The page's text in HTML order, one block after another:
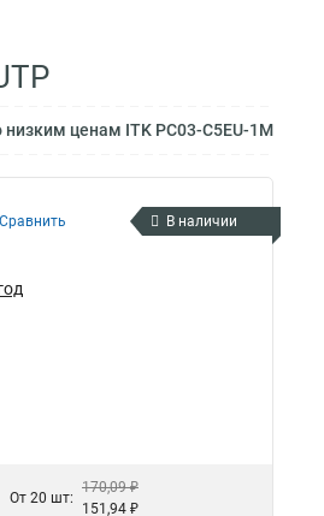
низким ценам ITK PC03-C5EU-1M
Сравнить В наличии
От 20 шт:
170,09 ₽
151,94 ₽